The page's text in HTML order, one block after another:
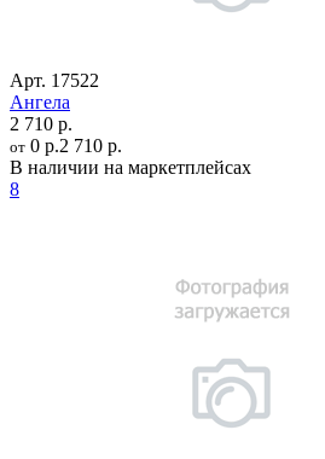
Арт. 17522
Ангела
2 710 р.
от 0 р.2 710 р.
В наличии на маркетплейсах
8